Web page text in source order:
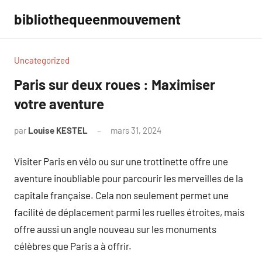
contenu
bibliothequeenmouvement
Uncategorized
Paris sur deux roues : Maximiser
votre aventure
par Louise KESTEL mars 31, 2024
Visiter Paris en vélo ou sur une trottinette offre une
aventure inoubliable pour parcourir les merveilles de la
capitale française. Cela non seulement permet une
facilité de déplacement parmi les ruelles étroites, mais
offre aussi un angle nouveau sur les monuments
célèbres que Paris a à offrir.